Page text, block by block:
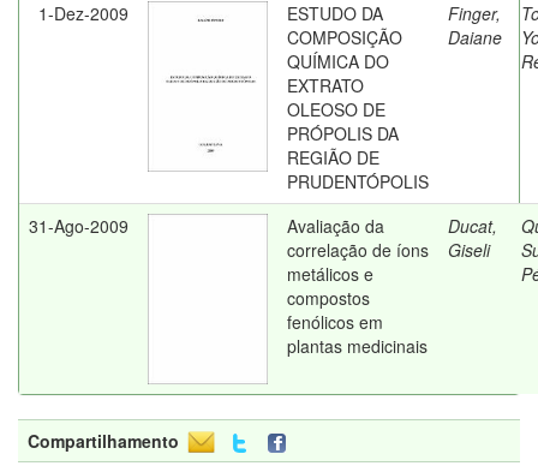
1-Dez-2009
ESTUDO DA
COMPOSIÇÃO
QUÍMICA DO
EXTRATO
OLEOSO DE
PRÓPOLIS DA
REGIÃO DE
PRUDENTÓPOLIS
Finger,
Daiane
31-Ago-2009
Avaliação da
correlação de íons
metálicos e
compostos
fenólicos em
plantas medicinais
Ducat,
Giseli
Compartilhamento